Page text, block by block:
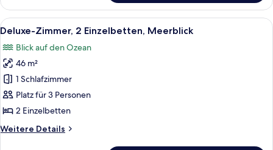
Zimmer,
2 Einzelbetten,
Meerblick
Alle
Fotos
für
Deluxe-
Zimmer,
2 Einzelbetten,
Meerblick
Ein modernes Hotelzimmer mit zwei
7
Deluxe-Zimmer, 2 Einzelbetten, Meerblick
Blick auf den Ozean
46 m²
1 Schlafzimmer
Platz für 3 Personen
2 Einzelbetten
Weitere Details
Weitere